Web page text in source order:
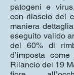
patogeni e
con rilascio del
maniera
eseguito valido
del 60% di
d’imposta
Rilancio del 19